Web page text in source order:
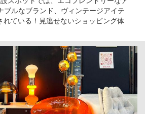
ブルなブランド、ヴィンテージアイテ
れている！見逃せないショッピング体